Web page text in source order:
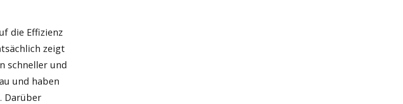
die Effizienz
zeigt
schneller und
und haben
Darüber